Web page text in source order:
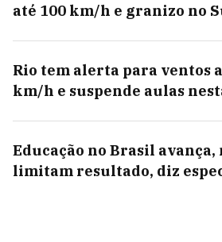
até 100 km/h e granizo no
Rio tem alerta para ventos
km/h e suspende aulas
Educação no Brasil avança,
limitam resultado, diz